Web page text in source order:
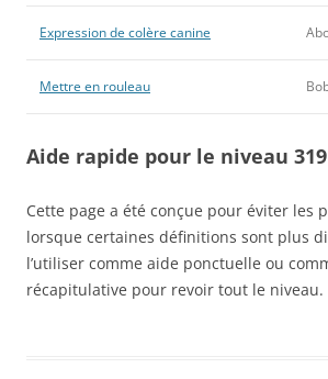
Expression de colère canine
Mettre en rouleau
Aide rapide pour le niveau 319
Cette page a été conçue pour éviter les
lorsque certaines définitions sont plus
l’utiliser comme aide ponctuelle ou
récapitulative pour revoir tout le niveau.